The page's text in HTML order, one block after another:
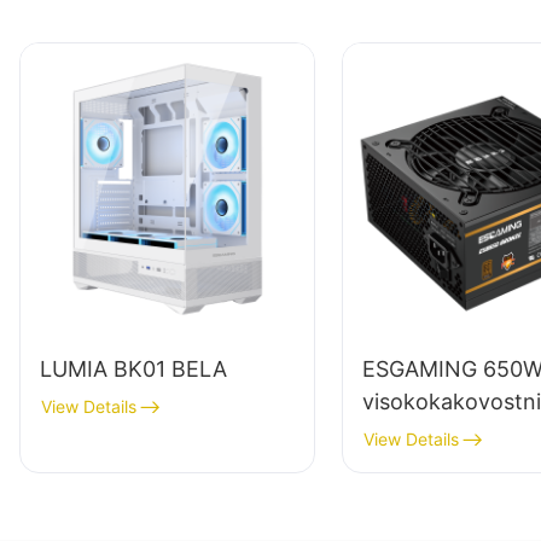
LUMIA BK01 BELA
View Details
ESGAMING
visokokakovostni
napajalniki za
računalnike s
View Details